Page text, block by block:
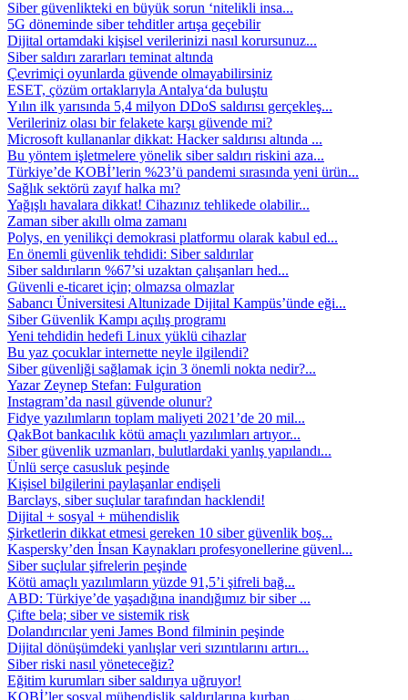
Siber güvenlikteki en büyük sorun ‘nitelikli insa...
5G döneminde siber tehditler artışa geçebilir
Dijital ortamdaki kişisel verilerinizi nasıl korursunuz...
Siber saldırı zararları teminat altında
Çevrimiçi oyunlarda güvende olmayabilirsiniz
ESET, çözüm ortaklarıyla Antalya‘da buluştu
Yılın ilk yarısında 5,4 milyon DDoS saldırısı gerçekleş...
Verileriniz olası bir felakete karşı güvende mi?
Microsoft kullananlar dikkat: Hacker saldırısı altında ...
Bu yöntem işletmelere yönelik siber saldırı riskini aza...
Türkiye’de KOBİ’lerin %23’ü pandemi sırasında yeni ürün...
Sağlık sektörü zayıf halka mı?
Yağışlı havalara dikkat! Cihazınız tehlikede olabilir...
Zaman siber akıllı olma zamanı
Polys, en yenilikçi demokrasi platformu olarak kabul ed...
En önemli güvenlik tehdidi: Siber saldırılar
Siber saldırıların %67’si uzaktan çalışanları hed...
Güvenli e-ticaret için; olmazsa olmazlar
Sabancı Üniversitesi Altunizade Dijital Kampüs’ünde eği...
Siber Güvenlik Kampı açılış programı
Yeni tehdidin hedefi Linux yüklü cihazlar
Bu yaz çocuklar internette neyle ilgilendi?
Siber güvenliği sağlamak için 3 önemli nokta nedir?...
Yazar Zeynep Stefan: Fulguration
Instagram’da nasıl güvende olunur?
Fidye yazılımların toplam maliyeti 2021’de 20 mil...
QakBot bankacılık kötü amaçlı yazılımları artıyor...
Siber güvenlik uzmanları, bulutlardaki yanlış yapılandı...
Ünlü serçe casusluk peşinde
Kişisel bilgilerini paylaşanlar endişeli
Barclays, siber suçlular tarafından hacklendi!
Dijital + sosyal + mühendislik
Şirketlerin dikkat etmesi gereken 10 siber güvenlik boş...
Kaspersky’den İnsan Kaynakları profesyonellerine güvenl...
Siber suçlular şifrelerin peşinde
Kötü amaçlı yazılımların yüzde 91,5’i şifreli bağ...
ABD: Türkiye’de yaşadığına inandığımız bir siber ...
Çifte bela; siber ve sistemik risk
Dolandırıcılar yeni James Bond filminin peşinde
Dijital dönüşümdeki yanlışlar veri sızıntılarını artırı...
Siber riski nasıl yöneteceğiz?
Eğitim kurumları siber saldırıya uğruyor!
KOBİ’ler sosyal mühendislik saldırılarına kurban ...